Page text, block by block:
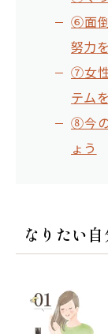
⑥面
努力
⑦女
テム
⑧今
ょう
なりたい